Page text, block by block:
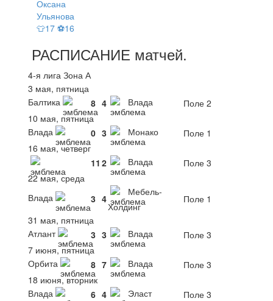
Оксана
Ульянова
👕17 ⚽16
РАСПИСАНИЕ матчей.
4-я лига Зона А
3 мая, пятница
Балтика
8 4 Влада
Поле 2
10 мая, пятница
Влада
0 3 Монако
Поле 1
16 мая, четверг
11 2 Влада
Поле 3
22 мая, среда
Влада
3 4
Мебель-
Холдинг
Поле 1
31 мая, пятница
Атлант
3 3 Влада
Поле 3
7 июня, пятница
Орбита
8 7 Влада
Поле 3
18 июня, вторник
Влада
6 4 Эласт
Поле 3